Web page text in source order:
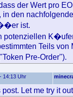
der Wert pro
in den
ist.
potenziellen
Teils
Pre-Order").
14:13 Uhr
Let me try it